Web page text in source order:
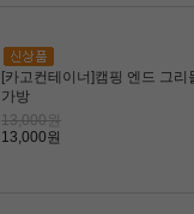
[카고컨테이너]캠핑 엔드 그리
가방
13,000원
13,000원